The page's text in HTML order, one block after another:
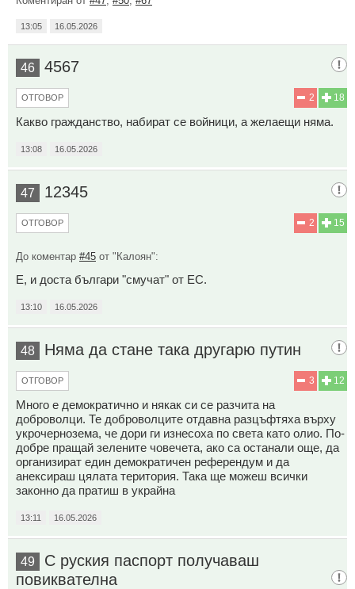
13:05 16.05.2026
46 4567
18
2
ОТГОВОР
Какво гражданство, набират се войници, а желаещи няма.
13:08 16.05.2026
47 12345
15
2
ОТГОВОР
До коментар #45 от "Калоян":
Е, и доста българи "смучат" от ЕС.
13:10 16.05.2026
48 Няма да стане така другарю путин
12
3
ОТГОВОР
Много е демократично и някак си се разчита на
доброволци. Те доброволците отдавна разцъфтяха върху
укрочернозема, че дори ги изнесоха по света като олио. По-
добре пращай зелените човечета, ако са останали още, да
организират един демократичен референдум и да
анексираш цялата територия. Така ще можеш всички
законно да пратиш в украйна
13:11 16.05.2026
49
С руския паспорт получаваш
повиквателна